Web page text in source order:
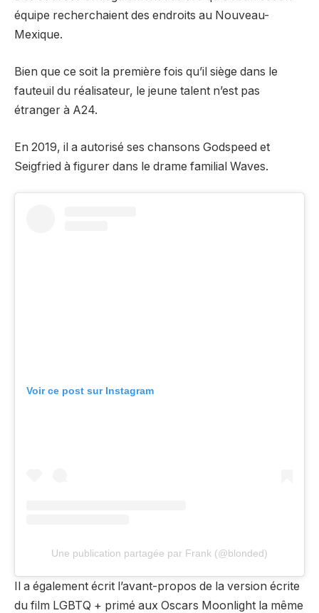
équipe recherchaient des endroits au Nouveau-
Mexique.
Bien que ce soit la première fois qu’il siège dans le
fauteuil du réalisateur, le jeune talent n’est pas
étranger à A24.
En 2019, il a autorisé ses chansons Godspeed et
Seigfried à figurer dans le drame familial Waves.
Voir ce post sur Instagram
Une publication partagée par Frank (@blonded)
Il a également écrit l’avant-propos de la version écrite
du film LGBTQ + primé aux Oscars Moonlight la même